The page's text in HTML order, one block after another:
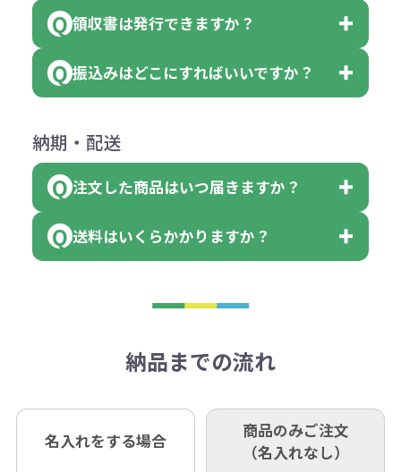
【色指定の仕方】
に必要な個数を入力ください。
※10個単位など購入できる単位が決
はまらない数を入力すると、アラー
アラートに従って数を調整してくだ
または返金にて対応させていただき
ます。
その際不良品については送料着払い
ください。
（商品の状態により、対応が変わる
※不良商品をご返却いただけない場
います。あらかじめご了承くださ
※不良商品は商品到着後7営業日以
お問合せ先
（印刷代））×枚数+製版代
（提供価格（商品代）+名入れ費用
×色数
※例えば2色印刷の場合には、名入
れ費用が2倍、製版代が2倍必要で
相談下さい。
なお、印刷代はボリュームディスカ
同じ版で多くの数量を印刷すると、1
個当たりの印刷代単価がお安くなり
会員様はマイページより各種帳票の
ダウンロードが可能です。
詳しくはこちらはご確認ください。
領収書のダウンロード
領収書は発行できますか？
会員様はマイページより各種帳票の
詳しくはこちらはご確認ください。
領収書のダウンロード
振込みはどこにすればいいですか？
下記口座にお願いします。
■三菱UFJ銀行
小田井支店（おたいしてん）
■ゆうちょ銀行（振替口座）
口座名 株式会社モノベーション
※振り込み手数料はお客さま負担と
なりますのでご注意ください。
納期・配送
注文した商品はいつ届きますか？
既製品の場合、ご入金確認後3営業
ご入金確認後約3週間となります。
定しているものもあります。
あれば、午前中までにご注文とご入
金いただければ翌日着でお送りする
送料はいくらかかりますか？
き別途申し受けます。
も複数ヶ所への納品の場合、別途送
料頂戴する場合がございます。
納品までの流れ
名入れをする場合
商品のみご注文
（名入れなし）